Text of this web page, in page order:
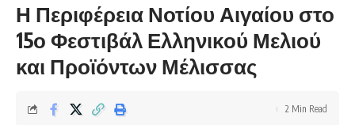
Η Περιφέρεια Νοτίου Αιγαίου στο
15ο Φεστιβάλ Ελληνικού Μελιού
και Προϊόντων Μέλισσας
2 Min Read